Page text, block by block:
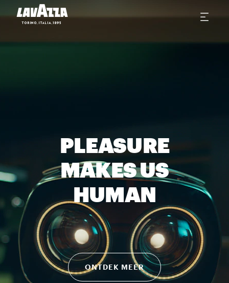
PLEASURE
MAKES US
HUMAN
ONTDEK MEER